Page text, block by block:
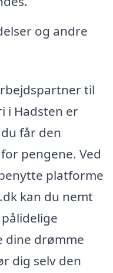
og andre
til
i Hadsten er
får den
pengene. Ved
platforme
kan du nemt
dine drømme
dig selv den